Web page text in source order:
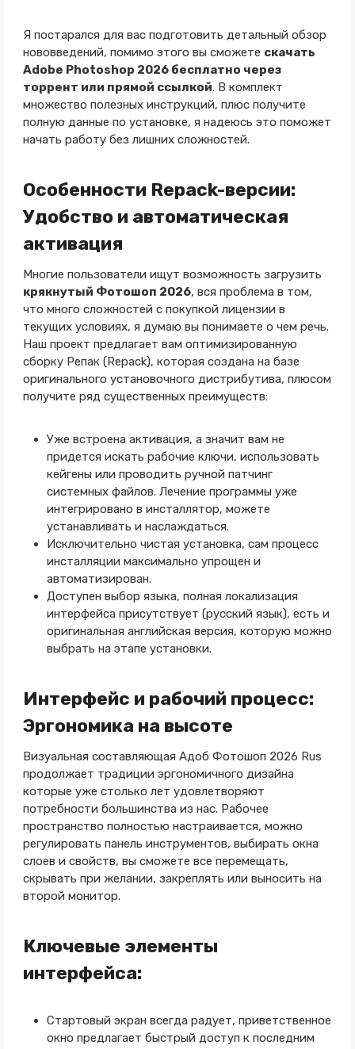
Я постарался для вас подготовить детальный обзор
нововведений, помимо этого вы сможете скачать
Adobe Photoshop 2026 бесплатно через
торрент или прямой ссылкой. В комплект
множество полезных инструкций, плюс получите
полную данные по установке, я надеюсь это поможет
начать работу без лишних сложностей.
Особенности Repack-версии:
Удобство и автоматическая
активация
Многие пользователи ищут возможность загрузить
крякнутый Фотошоп 2026, вся проблема в том,
что много сложностей с покупкой лицензии в
текущих условиях, я думаю вы понимаете о чем речь.
Наш проект предлагает вам оптимизированную
сборку Репак (Repack), которая создана на базе
оригинального установочного дистрибутива, плюсом
получите ряд существенных преимуществ:
Уже встроена активация, а значит вам не
придется искать рабочие ключи, использовать
кейгены или проводить ручной патчинг
системных файлов. Лечение программы уже
интегрировано в инсталлятор, можете
устанавливать и наслаждаться.
Исключительно чистая установка, сам процесс
инсталляции максимально упрощен и
автоматизирован.
Доступен выбор языка, полная локализация
интерфейса присутствует (русский язык), есть и
оригинальная английская версия, которую можно
выбрать на этапе установки.
Интерфейс и рабочий процесс:
Эргономика на высоте
Визуальная составляющая Адоб Фотошоп 2026 Rus
продолжает традиции эргономичного дизайна
которые уже столько лет удовлетворяют
потребности большинства из нас. Рабочее
пространство полностью настраивается, можно
регулировать панель инструментов, выбирать окна
слоев и свойств, вы сможете все перемещать,
скрывать при желании, закреплять или выносить на
второй монитор.
Ключевые элементы
интерфейса:
Стартовый экран всегда радует, приветственное
окно предлагает быстрый доступ к последним